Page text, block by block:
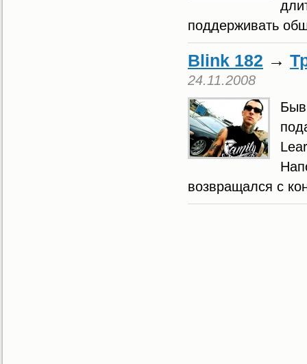
поддерживать
Blink 182 →
24.11.2008
возвращался с